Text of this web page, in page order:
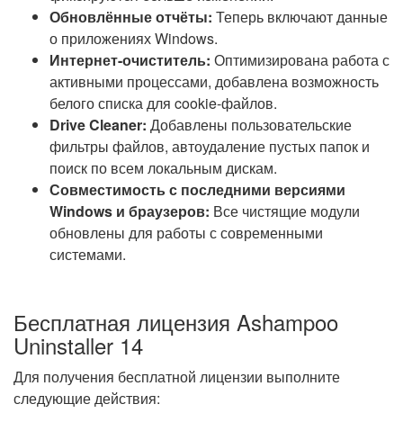
Обновлённые отчёты: Теперь включают данные
о приложениях Windows.
Интернет-очиститель: Оптимизирована работа с
активными процессами, добавлена возможность
белого списка для cookie-файлов.
Drive Cleaner: Добавлены пользовательские
фильтры файлов, автоудаление пустых папок и
поиск по всем локальным дискам.
Совместимость с последними версиями
Windows и браузеров: Все чистящие модули
обновлены для работы с современными
системами.
Бесплатная лицензия Ashampoo
Uninstaller 14
Для получения бесплатной лицензии выполните
следующие действия: